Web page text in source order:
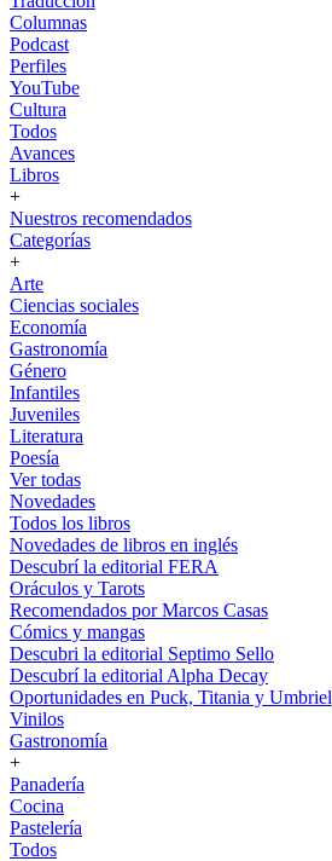
Columnas
Podcast
Perfiles
YouTube
Cultura
Todos
Avances
Libros
+
Nuestros recomendados
Categorías
+
Arte
Ciencias sociales
Economía
Gastronomía
Género
Infantiles
Juveniles
Literatura
Poesía
Ver todas
Novedades
Todos los libros
Novedades de libros en inglés
Descubrí la editorial FERA
Oráculos y Tarots
Recomendados por Marcos Casas
Cómics y mangas
Descubri la editorial Septimo Sello
Descubrí la editorial Alpha Decay
Oportunidades en Puck, Titania y Umbriel
Vinilos
Gastronomía
+
Panadería
Cocina
Pastelería
Todos